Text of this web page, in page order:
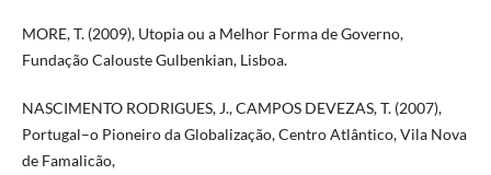
MORE, T. (2009), Utopia ou a Melhor Forma de Governo,
Fundação Calouste Gulbenkian, Lisboa.
NASCIMENTO RODRIGUES, J., CAMPOS DEVEZAS, T. (2007),
Portugal–o Pioneiro da Globalização, Centro Atlântico, Vila Nova
de Famalicão,